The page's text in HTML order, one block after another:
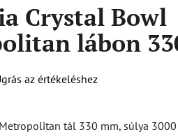
Crystal Bowl
lábon
az értékeléshez
tál 330 mm, súlya